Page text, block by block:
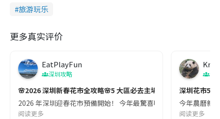
旅游玩乐
更多真实评价
EatPlayFun
深圳攻略
🌸2026 深圳新春花市全攻略🌸5 大區必去主場📍
2026 年深圳迎春花市預備開始！ 今年最驚喜嘅喺，竟然將傳統
阅读更多
深
深圳花市5大
今年農曆新
阅读更多